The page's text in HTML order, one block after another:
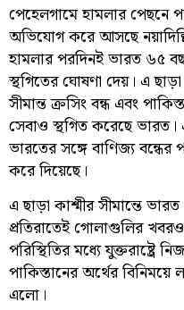
পেহেলগামে হামলার পেছনে
অভিযোগ করে আসছে
হামলার পরদিনই ভারত ৬৫
স্থগিতের ঘোষণা দেয়। এ
সীমান্ত ক্রসিং বন্ধ এবং
সেবাও স্থগিত করেছে ভারত।
ভারতের সঙ্গে বাণিজ্য
করে দিয়েছে।
এ ছাড়া কাশ্মীর সীমান্তে
প্রতিরাতেই গোলাগুলির
পরিস্থিতির মধ্যে
পাকিস্তানের অর্থের
এলো।